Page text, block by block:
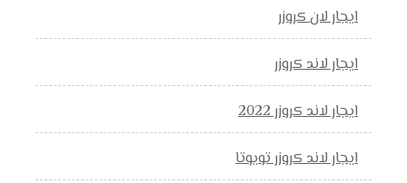
ايجار لان كروزر
ايجار لاند كروزر
ايجار لاند كروزر 2022
ايجار لاند كروزر تويوتا